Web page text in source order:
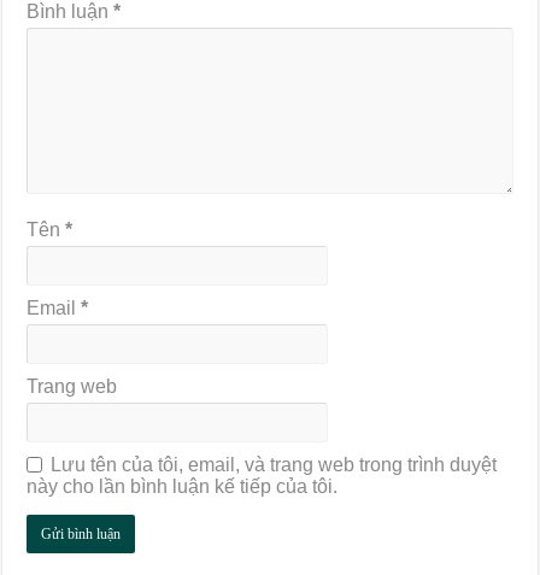
Bình luận*
Tên*
Email*
Trang web
Lưu tên của tôi, email, và trang web trong trình duyệt
này cho lần bình luận kế tiếp của tôi.